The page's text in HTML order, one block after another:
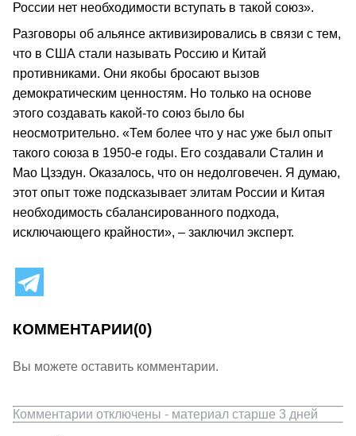
России нет необходимости вступать в такой союз».
Разговоры об альянсе активизировались в связи с тем,
что в США стали называть Россию и Китай
противниками. Они якобы бросают вызов
демократическим ценностям. Но только на основе
этого создавать какой-то союз было бы
неосмотрительно. «Тем более что у нас уже был опыт
такого союза в 1950-е годы. Его создавали Сталин и
Мао Цзэдун. Оказалось, что он недолговечен. Я думаю,
этот опыт тоже подсказывает элитам России и Китая
необходимость сбалансированного подхода,
исключающего крайности», – заключил эксперт.
КОММЕНТАРИИ(0)
Вы можете оставить комментарии.
Комментарии отключены - материал старше 3 дней